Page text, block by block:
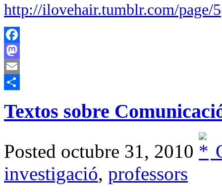
http://ilovehair.tumblr.com/page/5
Facebook
Mastodon
Email
Textos sobre
Posted octubre 31, 2010
investigació, professors